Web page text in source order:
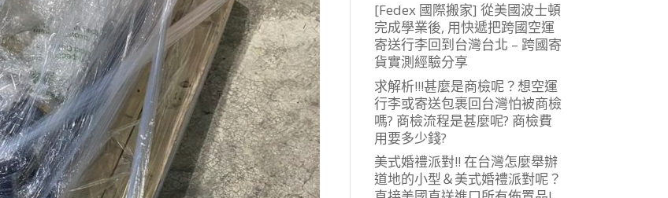
[Fedex 國際搬家] 從美國波士頓
完成學業後, 用快遞把跨國空運
寄送行李回到台灣台北 – 跨國寄
貨實測經驗分享
求解析!!!甚麼是商檢呢？想空運
行李或寄送包裹回台灣怕被商檢
嗎? 商檢流程是甚麼呢? 商檢費
用要多少錢?
美式婚禮派對!! 在台灣怎麼舉辦
道地的小型＆美式婚禮派對呢？